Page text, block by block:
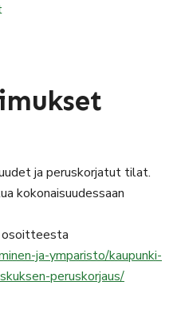
ja peruskorjatut tilat.
kokonaisuudessaan
ja-ymparisto/kaupunki-
peruskorjaus/